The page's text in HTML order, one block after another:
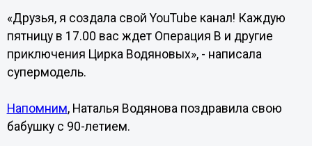
«Друзья, я создала свой YouTube канал! Каждую
пятницу в 17.00 вас ждет Операция В и другие
приключения Цирка Водяновых», - написала
супермодель.
Напомним, Наталья Водянова поздравила свою
бабушку с 90-летием.